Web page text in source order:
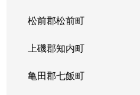
松前郡松前町
上磯郡知内町
亀田郡七飯町